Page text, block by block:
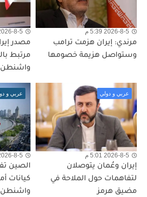
2026-8-5 5:39 م
مرندي: إيران هزمت ترامب
وستواصل هزيمة خصومها
2026-8-5
مصدر
مرتبط
واشنطن
عربي و دولي
2026-8-5 5:01 م
إيران وعُمان يتوصلان
لتفاهمات حول الملاحة في
مضيق هرمز
عربي و
2026-8-5
الصين
كيانات
واشنطن